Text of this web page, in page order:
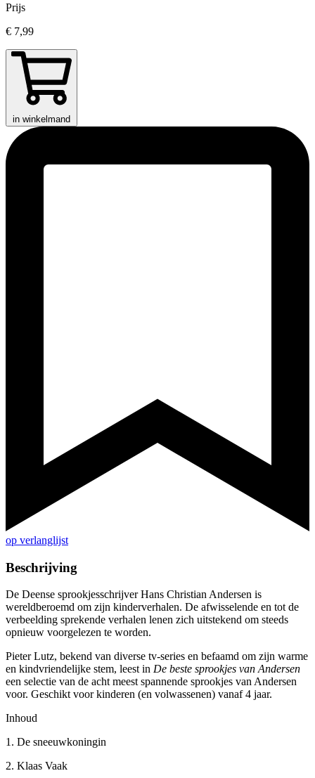
Prijs
€ 7,99
in winkelmand
op verlanglijst
Beschrijving
De Deense sprookjesschrijver Hans Christian Andersen is
wereldberoemd om zijn kinderverhalen. De afwisselende en tot de
verbeelding sprekende verhalen lenen zich uitstekend om steeds
opnieuw voorgelezen te worden.
Pieter Lutz, bekend van diverse tv-series en befaamd om zijn warme
en kindvriendelijke stem, leest in De beste sprookjes van Andersen
een selectie van de acht meest spannende sprookjes van Andersen
voor. Geschikt voor kinderen (en volwassenen) vanaf 4 jaar.
Inhoud
1. De sneeuwkoningin
2. Klaas Vaak